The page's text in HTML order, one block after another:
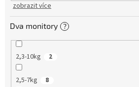
zobrazit více
Dva monitory ?
2,3-10kg 2
2,5-7kg 8